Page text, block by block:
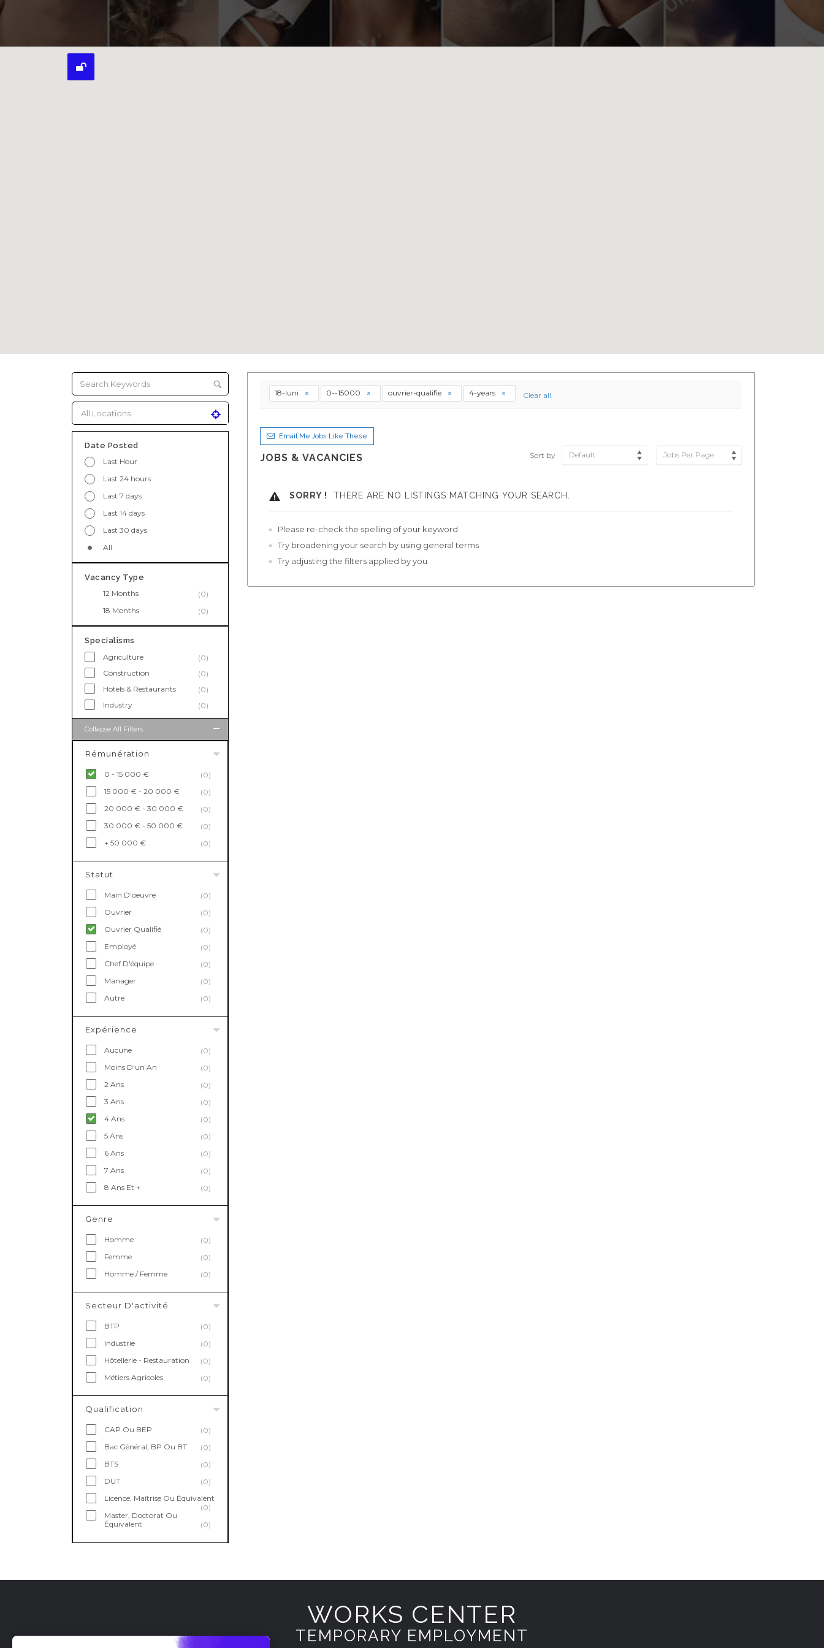
Date Posted
Last Hour
Last 24 hours
Last 7 days
Last 14 days
Last 30 days
All
Vacancy Type
12 Months
(0)
18 Months
(0)
Specialisms
Agriculture
(0)
Construction
(0)
Hotels & Restaurants
(0)
Industry
(0)
Collapse All Filters
Rémunération
0 - 15 000 €
(0)
15 000 € - 20 000 €
(0)
20 000 € - 30 000 €
(0)
30 000 € - 50 000 €
(0)
+ 50 000 €
(0)
Statut
Main D'oeuvre
(0)
Ouvrier
(0)
Ouvrier Qualifié
(0)
Employé
(0)
Chef D'équipe
(0)
Manager
(0)
Autre
(0)
Expérience
Aucune
(0)
Moins D'un An
(0)
2 Ans
(0)
3 Ans
(0)
4 Ans
(0)
5 Ans
(0)
6 Ans
(0)
7 Ans
(0)
8 Ans Et +
(0)
Genre
Homme
(0)
Femme
(0)
Homme / Femme
(0)
Secteur D'activité
BTP
(0)
Industrie
(0)
Hôtellerie - Restauration
(0)
Métiers Agricoles
(0)
Qualification
CAP Ou BEP
(0)
Bac Général, BP Ou BT
(0)
BTS
(0)
DUT
(0)
Licence, Maîtrise Ou Équivalent
(0)
Master, Doctorat Ou
Équivalent
(0)
18-luni 0--15000 ouvrier-qualifie 4-years Clear all
Email Me Jobs Like These
JOBS & VACANCIES Sort by Default Jobs Per Page
SORRY ! THERE ARE NO LISTINGS MATCHING YOUR SEARCH.
Please re-check the spelling of your keyword
Try broadening your search by using general terms
Try adjusting the filters applied by you
WORKS CENTER
TEMPORARY EMPLOYMENT